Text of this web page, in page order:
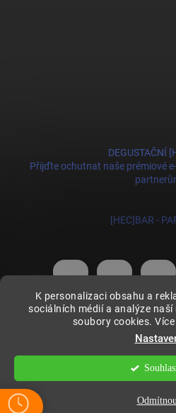
K personalizaci obsahu a
sociálních médií a analýze
soubory cookies.
DEGUSTAČNÍ
Přijďte ochutnat naše prémiové
[HEC]BAR -
Vytvořil
Copyright 2026HECmania. Všechna
cookies
Odstoupit od smlouvy